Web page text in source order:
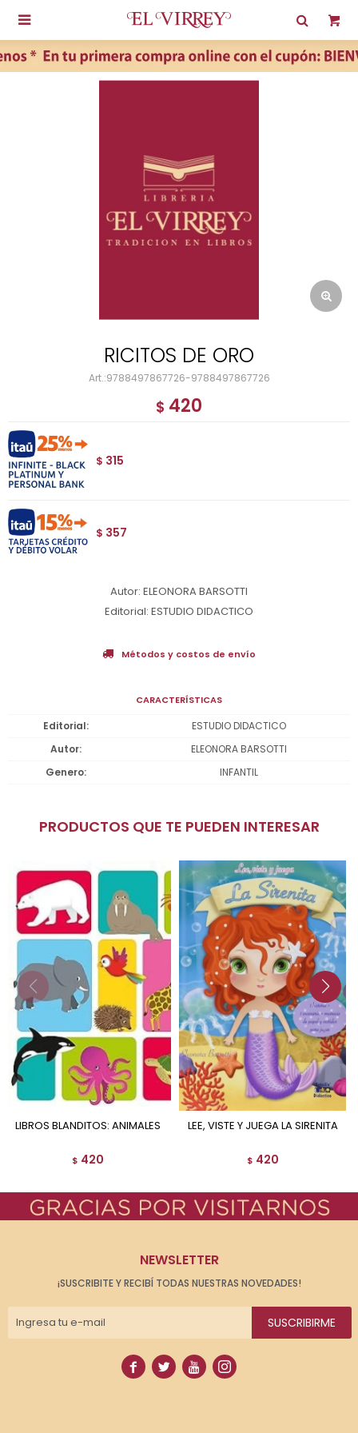

RICITOS DE ORO
9788497867726-9788497867726
$ 420
$ 315
$ 357
Autor: ELEONORA BARSOTTI
Editorial: ESTUDIO DIDACTICO
Métodos y costos de envío
CARACTERÍSTICAS
Editorial
ESTUDIO DIDACTICO
Autor
ELEONORA BARSOTTI
Genero
INFANTIL
PRODUCTOS QUE TE PUEDEN INTERESAR
LIBROS BLANDITOS: ANIMALES
$ 420
LEE, VISTE Y JUEGA LA SIRENITA
$ 420
NEWSLETTER
¡SUSCRIBITE Y RECIBÍ TODAS NUESTRAS NOVEDADES!
SUSCRIBIRME
   